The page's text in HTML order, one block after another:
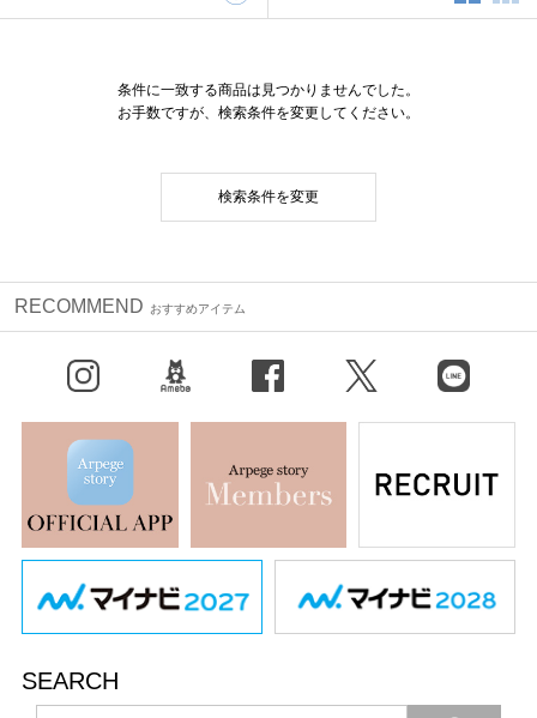
条件に一致する商品は見つかりませんでした。
お手数ですが、検索条件を変更してください。
検索条件を変更
RECOMMEND おすすめアイテム
X（旧Twitter） LINE
SEARCH